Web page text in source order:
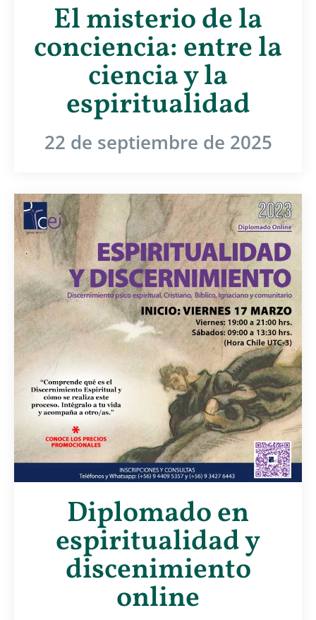
El misterio de la
conciencia: entre la
ciencia y la
espiritualidad
22 de septiembre de 2025
Diplomado en
espiritualidad y
discenimiento
online